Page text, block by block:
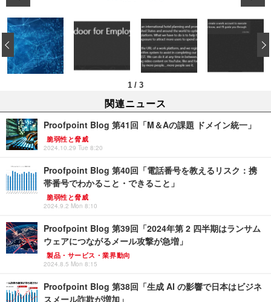
1 / 3
‹
関連ニュース
Proofpoint Blog 第41回「M＆Aの課題 ドメイン統一」
脆弱性と脅威
2024.10.29 Tue 8:20
Proofpoint Blog 第40回「電話番号を教えるリスク：携
帯番号でわかること・できること」
脆弱性と脅威
2024.9.2 Mon 8:10
Proofpoint Blog 第39回「2024年第 2 四半期はランサム
ウェアにつながるメール攻撃が急増」
製品・サービス・業界動向
2024.8.5 Mon 8:15
Proofpoint Blog 第38回「生成 AI の影響で日本はビジネ
スメール詐欺が増加」